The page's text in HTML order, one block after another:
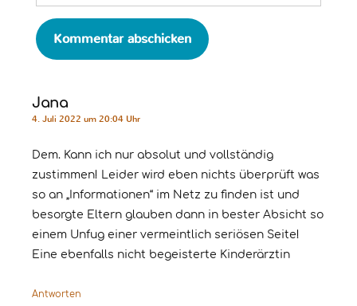
Jana
4. Juli 2022 um 20:04 Uhr
Dem. Kann ich nur absolut und vollständig
zustimmen! Leider wird eben nichts überprüft was
so an „Informationen“ im Netz zu finden ist und
besorgte Eltern glauben dann in bester Absicht so
einem Unfug einer vermeintlich seriösen Seite!
Eine ebenfalls nicht begeisterte Kinderärztin
Antworten